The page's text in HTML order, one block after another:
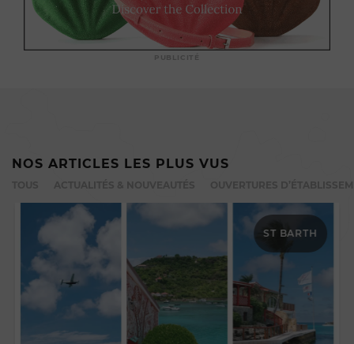
PUBLICITÉ
NOS ARTICLES LES PLUS VUS
ST BARTH